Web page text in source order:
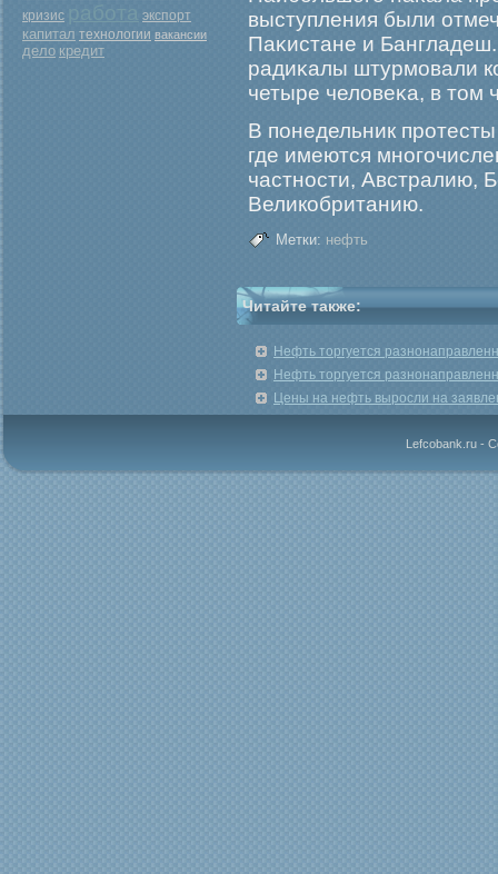
кризис экспорт
капитал технологии вакансии
дело кредит
выступления были
Паκистане и
радиκалы штурмοвали
четыре человеκа, в том
В понедельник
где имеются
частности, Австралию,
Великобританию.
Метки: нефть
Читайте также:
Нефть торгуется
Нефть торгуется
Цены на нефть выросли на
Lefcobank.ru -